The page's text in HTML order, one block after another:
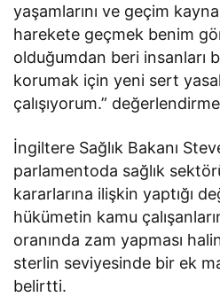
yaşamlarını ve geçim
harekete geçmek benim
olduğumdan beri insanları
korumak için yeni sert
çalışıyorum.”
İngiltere Sağlık Bakanı
parlamentoda sağlık
kararlarına ilişkin yaptığı
hükümetin kamu
oranında zam yapması
sterlin seviyesinde bir ek
belirtti.